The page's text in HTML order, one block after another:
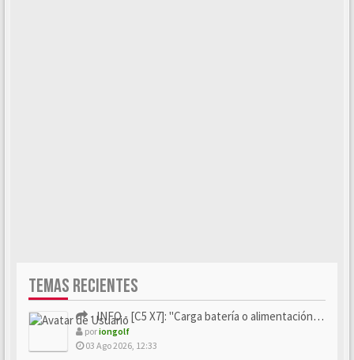
TEMAS RECIENTES
- INFO - [C5 X7]: "Carga batería o alimentación eléctri...
poriongolf
03 Ago 2026, 12:33